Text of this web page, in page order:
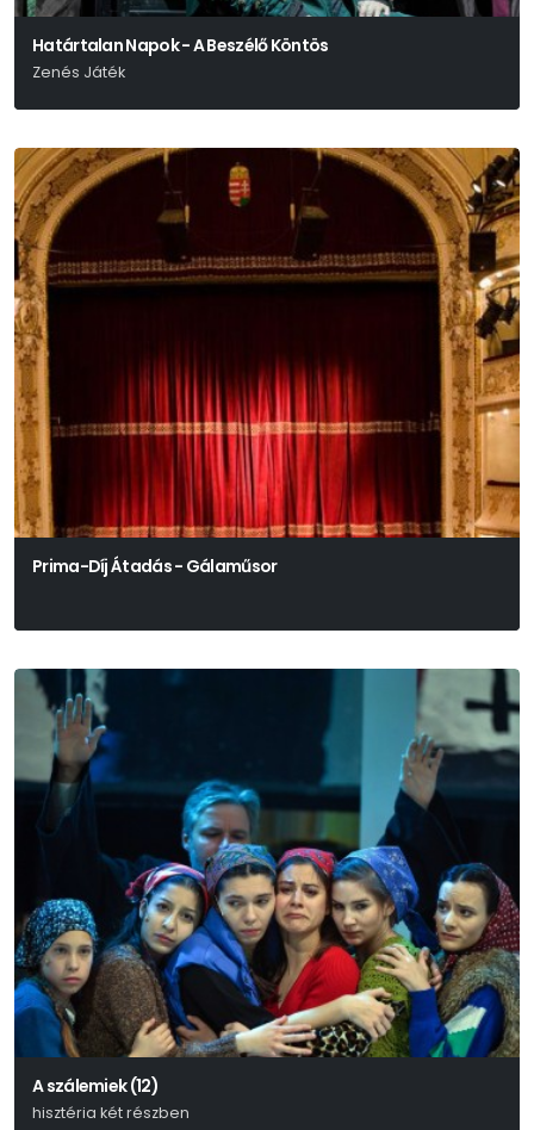
Határtalan Napok - A Beszélő Köntös
Zenés Játék
Prima-Díj Átadás - Gálaműsor
A szálemiek (12)
hisztéria két részben